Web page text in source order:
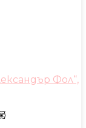
Фол“,